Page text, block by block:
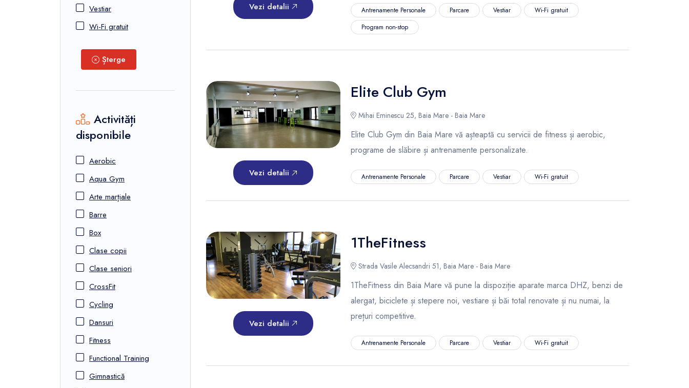
Vestiar
Wi-Fi gratuit
Șterge
Activități
disponibile
Aerobic
Aqua Gym
Arte marțiale
Barre
Box
Clase copii
Clase seniori
CrossFit
Cycling
Dansuri
Fitness
Functional Training
Gimnastică
Vezi detalii Antrenamente Personale Parcare Vestiar
Wi-Fi gratuit
Program non-stop
Vezi detalii
Elite Club Gym
Mihai Eminescu 25, Baia Mare - Baia Mare
Elite Club Gym din Baia Mare vă așteaptă cu servicii de fitness și aerobic,
programe de slăbire și antrenamente personalizate.
Antrenamente Personale Parcare Vestiar Wi-Fi gratuit
Vezi detalii
1TheFitness
Strada Vasile Alecsandri 51, Baia Mare - Baia Mare
1TheFitness din Baia Mare vă pune la dispoziție aparate marca DHZ, benzi de
alergat, biciclete și stepere noi, vestiare și băi total renovate și nu numai, la
prețuri competitive.
Antrenamente Personale Parcare Vestiar Wi-Fi gratuit